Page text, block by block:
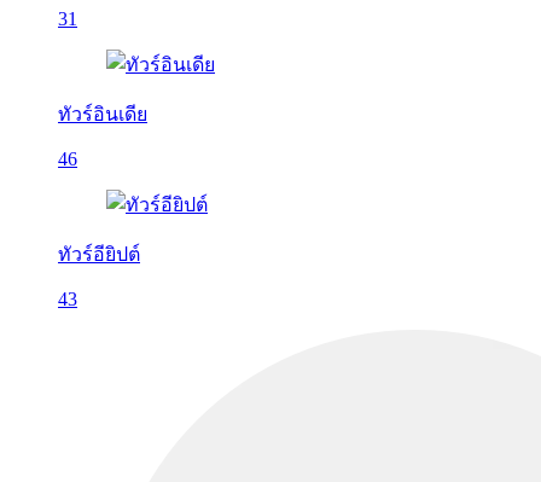
31
ทัวร์อินเดีย
46
ทัวร์อียิปต์
43